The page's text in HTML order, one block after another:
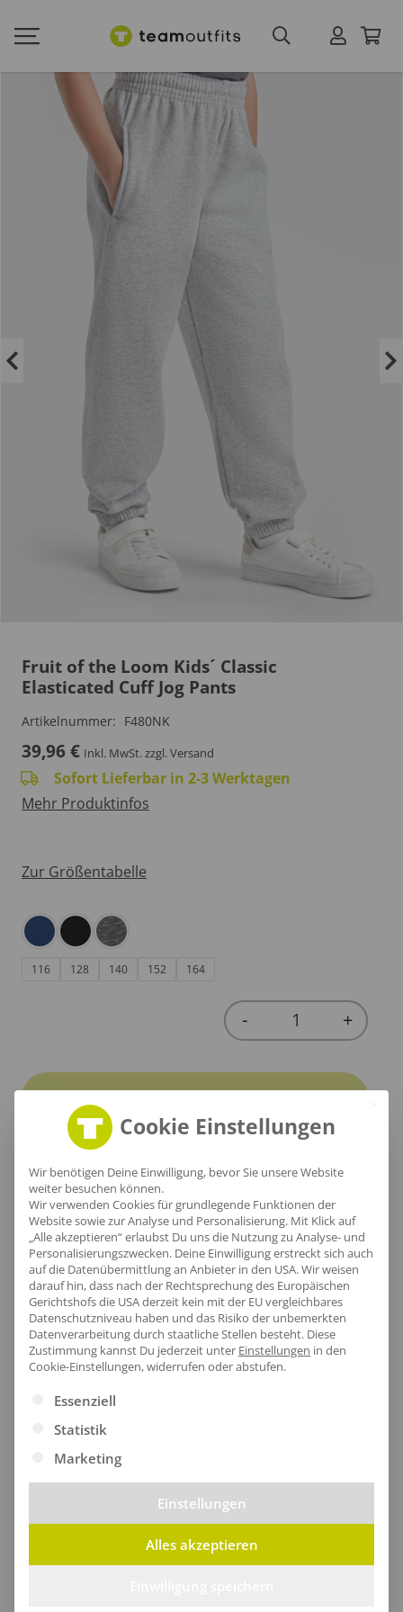
Fruit of the Loom Kids´ Classic
Elasticated Cuff Jog Pants
Artikelnummer: F480NK
39,96 € Inkl. MwSt.zzgl. Versand
Sofort Lieferbar in 2-3 Werktagen
Mehr Produktinfos
Zur Größentabelle
116 128 140 152 164
Quantity
- +
Produktinfo
Artikel-Nr.:F480NK
Geschlecht:Kinder
Passform:Regular Fit
Obermaterial:80% Baumwolle / 20% Polyester
Grammatur:280 g/m² (grau: 260 g/m²)
Zertifikate: Oeko-Tex 100|Faire Arbeitsbedingungen
Größentabelle
Cookie Einstellungen
Wir benötigen Deine Einwilligung, bevor Sie unsere Website
weiter besuchen können.
Wir verwenden Cookies für grundlegende Funktionen der
Website sowie zur Analyse und Personalisierung. Mit Klick auf
„Alle akzeptieren“ erlaubst Du uns die Nutzung zu Analyse- und
Personalisierungszwecken. Deine Einwilligung erstreckt sich auch
auf die Datenübermittlung an Anbieter in den USA. Wir weisen
darauf hin, dass nach der Rechtsprechung des Europäischen
Gerichtshofs die USA derzeit kein mit der EU vergleichbares
Datenschutzniveau haben und das Risiko der unbemerkten
Datenverarbeitung durch staatliche Stellen besteht. Diese
Zustimmung kannst Du jederzeit unter Einstellungen in den
Cookie-Einstellungen, widerrufen oder abstufen.
Es folgt eine Liste der Service-Gruppen, für die eine
Essenziell
Statistik
Marketing
Einstellungen
Alles akzeptieren